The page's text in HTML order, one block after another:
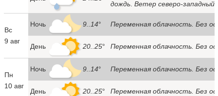
дождь. Ветер северо-западный
Вс
9 авг
Ночь 9..14° Переменная облачность. Без
День 20..25° Переменная облачность. Без
Пн
10 авг
Ночь 9..14° Переменная облачность. Без
День 20..25° Переменная облачность. Без